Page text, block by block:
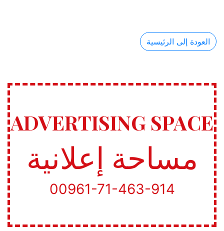
العودة إلى الرئيسية
ADVERTISING SPACE
مساحة إعلانية
00961-71-463-914